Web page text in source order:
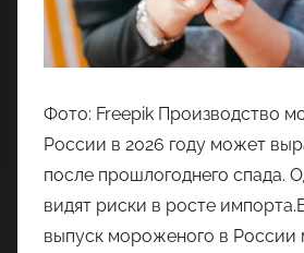
Фото: Freepik Производство
России в 2026 году может
после прошлогоднего спада.
видят риски в росте
выпуск мороженого в России